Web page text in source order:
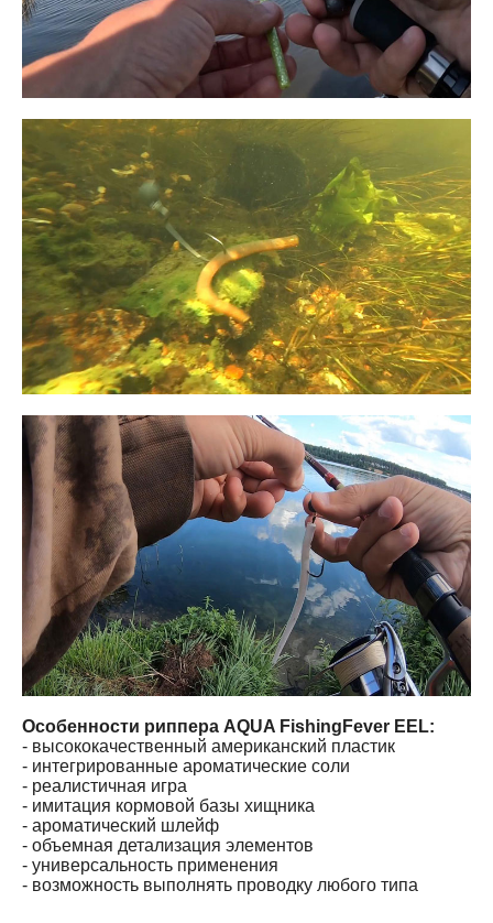
Особенности риппера AQUA FishingFever EEL:
- высококачественный американский пластик
- интегрированные ароматические соли
- реалистичная игра
- имитация кормовой базы хищника
- ароматический шлейф
- объемная детализация элементов
- универсальность применения
- возможность выполнять проводку любого типа